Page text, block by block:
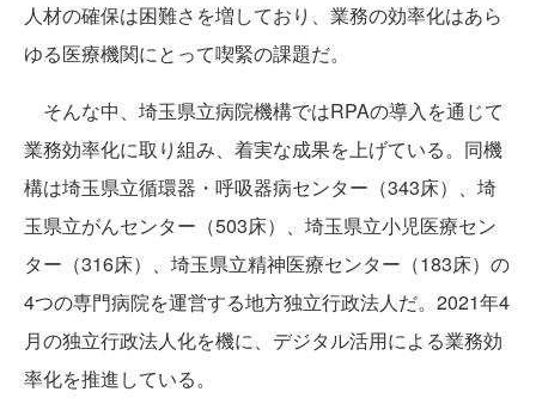
人材の確保は困難さを増しており、業務の効率化はあら
ゆる医療機関にとって喫緊の課題だ。
そんな中、埼玉県立病院機構ではRPAの導入を通じて
業務効率化に取り組み、着実な成果を上げている。同機
構は埼玉県立循環器・呼吸器病センター（343床）、埼
玉県立がんセンター（503床）、埼玉県立小児医療セン
ター（316床）、埼玉県立精神医療センター（183床）の
4つの専門病院を運営する地方独立行政法人だ。2021年4
月の独立行政法人化を機に、デジタル活用による業務効
率化を推進している。